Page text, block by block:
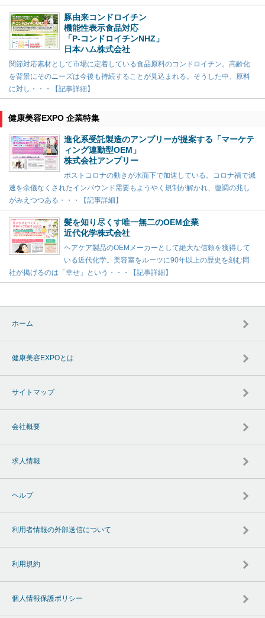
豚由来コンドロイチン
機能性表示食品対応
「P-コンドロイチンNHZ」
日本ハム株式会社
関節対応素材として市場に定着している食品原料のコンドロイチン。高齢化
を背景にそのニーズは今後も持続することが見込まれる。そうした中、原料
に対し・・・【記事詳細】
健康美容EXPO 企業特集
進化系受託製造のアンプリーが提案する「マーケテ
ィング連動型OEM」
株式会社アンプリー
ポストコロナの動きが水面下で加速している。コロナ禍で減
速を余儀なくされたインバウンド需要もようやく規制が解かれ、復調の兆し
がみえつつある・・・【記事詳細】
髪を知り尽くす唯一無二のOEM企業
近代化学株式会社
ヘアケア製品のOEMメーカーとして絶大な信頼を獲得して
いる近代化学。美容室をルーツに90年以上の歴史を刻む同
社が掲げるのは「幸せ」という・・・【記事詳細】
ホーム
健康美容EXPOとは
サイトマップ
会社概要
求人情報
ヘルプ
利用者情報の外部送信について
利用規約
個人情報保護ポリシー